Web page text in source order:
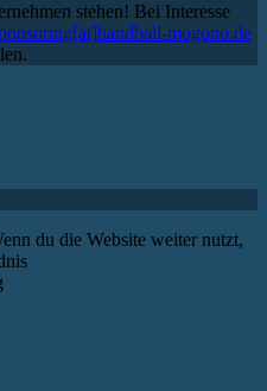
stehen! Bei Interesse
mogono.de
du die Website weiter nutzt,